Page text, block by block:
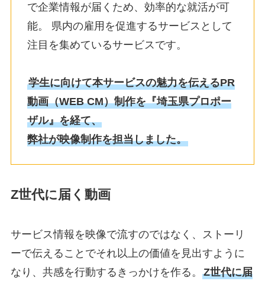
で企業情報が届くため、効率的な就活が可
能。 県内の雇用を促進するサービスとして
注目を集めているサービスです。
学生に向けて本サービスの魅力を伝えるPR
動画（WEB CM）制作を『埼玉県プロポー
ザル』を経て、
弊社が映像制作を担当しました。
Z世代に届く動画
サービス情報を映像で流すのではなく、ストーリ
ーで伝えることでそれ以上の価値を見出すように
なり、共感を行動するきっかけを作る。 Z世代に届